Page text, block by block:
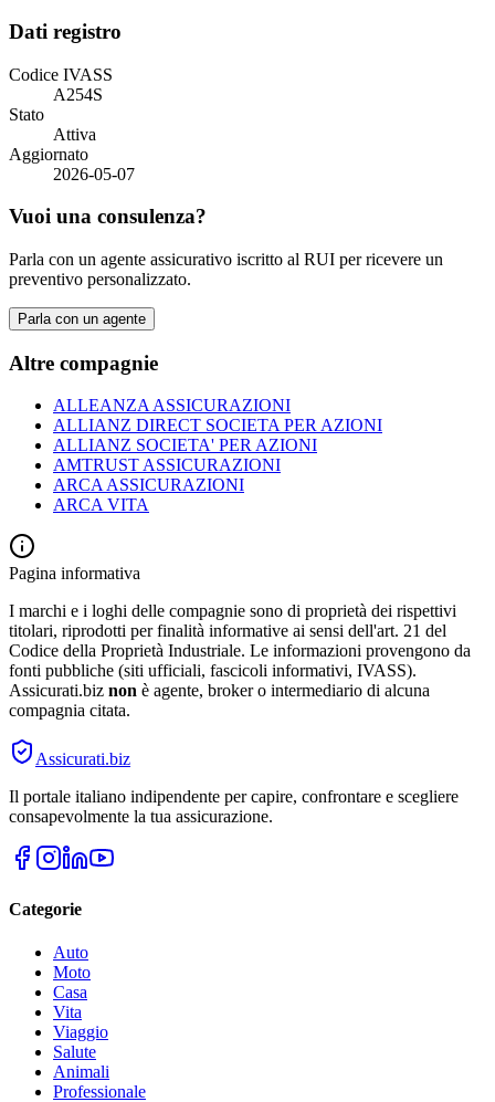
Dati registro
Codice IVASS
A254S
Stato
Attiva
Aggiornato
2026-05-07
Vuoi una consulenza?
Parla con un agente assicurativo iscritto al RUI per ricevere un
preventivo personalizzato.
Parla con un agente
Altre compagnie
ALLEANZA ASSICURAZIONI
ALLIANZ DIRECT SOCIETA PER AZIONI
ALLIANZ SOCIETA' PER AZIONI
AMTRUST ASSICURAZIONI
ARCA ASSICURAZIONI
ARCA VITA
Pagina informativa
I marchi e i loghi delle compagnie sono di proprietà dei rispettivi
titolari, riprodotti per finalità informative ai sensi dell'art. 21 del
Codice della Proprietà Industriale. Le informazioni provengono da
fonti pubbliche (siti ufficiali, fascicoli informativi, IVASS).
Assicurati.biz non è agente, broker o intermediario di alcuna
compagnia citata.
Assicurati.biz
Il portale italiano indipendente per capire, confrontare e scegliere
consapevolmente la tua assicurazione.
Categorie
Auto
Moto
Casa
Vita
Viaggio
Salute
Animali
Professionale